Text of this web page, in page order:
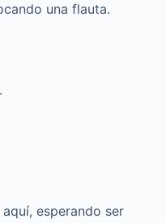
una flauta.
esperando ser